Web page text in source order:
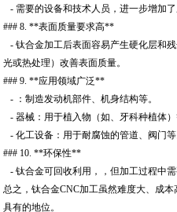
- 需要的设备和技术人员，进一步增加了
### 8. **表面质量要求高**
- 钛合金加工后表面容易产生硬化层和
光或热处理）改善表面质量。
### 9. **应用领域广泛**
- ：制造发动机部件、机身结构等。
- 器械：用于植入物（如、牙科种植体）
- 化工设备：用于耐腐蚀的管道、阀门等
### 10. **环保性**
- 钛合金可回收利用，，但加工过程中需
总之，钛合金CNC加工虽然难度大、成
具有的地位。